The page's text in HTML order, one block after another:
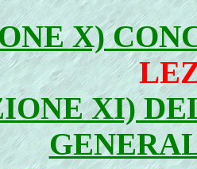
X)
XI)